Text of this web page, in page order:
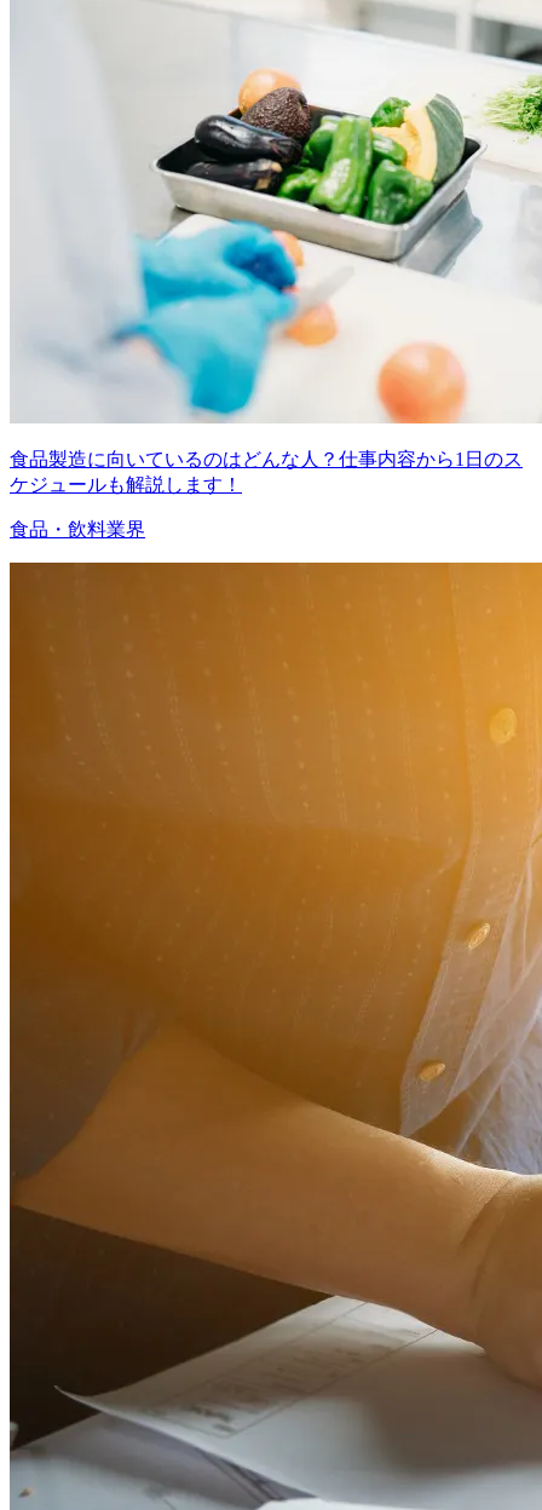
食品製造に向いているのはどんな人？仕事内容から1日のス
ケジュールも解説します！
食品・飲料業界